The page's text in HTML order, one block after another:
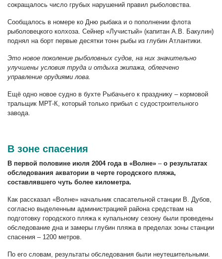
сокращалось число грубых нарушений правил рыболовства.
Сообщалось в номере ко Дню рыбака и о пополнении флота
рыболовецкого колхоза. Сейнер «Лучистый» (капитан А.В. Бакулин)
поднял на борт первые десятки тонн рыбы из глубин Атлантики.
Это новое поколение рыболовных судов, на них значительно
улучшены условия труда и отдыха экипажа, облегчено
управление орудиями лова.
Ещё одно новое судно в бухте Рыбачьего к празднику – кормовой
тральщик МРТ-К, который только прибыл с судостроительного
завода.
В зоне спасения
В первой половине июля 2004 года в «Волне» –о результатах
обследования акватории в черте городского пляжа,
составлявшего чуть более километра.
Как рассказал «Волне» начальник спасательной станции В. Дубов,
согласно выделенным администрацией района средствам на
подготовку городского пляжа к купальному сезону были проведены
обследование дна и замеры глубин пляжа в пределах зоны станции
спасения – 1200 метров.
По его словам, результаты обследования были неутешительными.